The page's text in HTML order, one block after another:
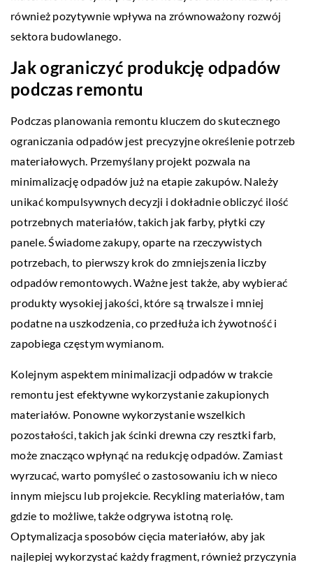
również pozytywnie wpływa na zrównoważony rozwój
sektora budowlanego.
Jak ograniczyć produkcję odpadów
podczas remontu
Podczas planowania remontu kluczem do skutecznego
ograniczania odpadów jest precyzyjne określenie potrzeb
materiałowych. Przemyślany projekt pozwala na
minimalizację odpadów już na etapie zakupów. Należy
unikać kompulsywnych decyzji i dokładnie obliczyć ilość
potrzebnych materiałów, takich jak farby, płytki czy
panele. Świadome zakupy, oparte na rzeczywistych
potrzebach, to pierwszy krok do zmniejszenia liczby
odpadów remontowych. Ważne jest także, aby wybierać
produkty wysokiej jakości, które są trwalsze i mniej
podatne na uszkodzenia, co przedłuża ich żywotność i
zapobiega częstym wymianom.
Kolejnym aspektem minimalizacji odpadów w trakcie
remontu jest efektywne wykorzystanie zakupionych
materiałów. Ponowne wykorzystanie wszelkich
pozostałości, takich jak ścinki drewna czy resztki farb,
może znacząco wpłynąć na redukcję odpadów. Zamiast
wyrzucać, warto pomyśleć o zastosowaniu ich w nieco
innym miejscu lub projekcie. Recykling materiałów, tam
gdzie to możliwe, także odgrywa istotną rolę.
Optymalizacja sposobów cięcia materiałów, aby jak
najlepiej wykorzystać każdy fragment, również przyczynia